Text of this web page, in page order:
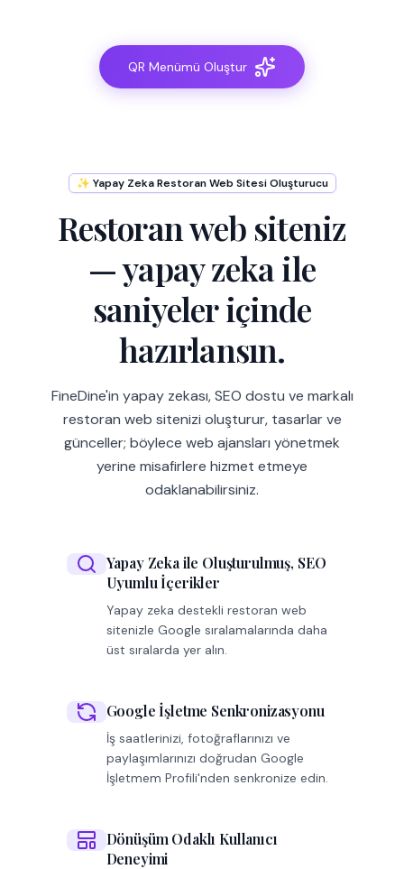
QR Menümü Oluştur
✨ Yapay Zeka Restoran Web Sitesi Oluşturucu
Restoran web siteniz
— yapay zeka ile
saniyeler içinde
hazırlansın.
FineDine'in yapay zekası, SEO dostu ve markalı
restoran web sitenizi oluşturur, tasarlar ve
günceller; böylece web ajansları yönetmek
yerine misafirlere hizmet etmeye
odaklanabilirsiniz.
Yapay Zeka ile Oluşturulmuş, SEO
Uyumlu İçerikler
Yapay zeka destekli restoran web
sitenizle Google sıralamalarında daha
üst sıralarda yer alın.
Google İşletme Senkronizasyonu
İş saatlerinizi, fotoğraflarınızı ve
paylaşımlarınızı doğrudan Google
İşletmem Profili'nden senkronize edin.
Dönüşüm Odaklı Kullanıcı
Deneyimi